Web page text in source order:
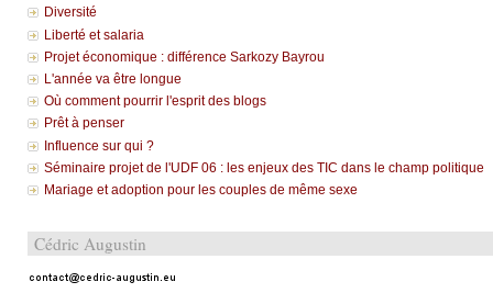
Diversité
Liberté et salaria
Projet économique : différence Sarkozy Bayrou
L'année va être longue
Où comment pourrir l'esprit des blogs
Prêt à penser
Influence sur qui ?
Séminaire projet de l'UDF 06 : les enjeux des TIC dans le champ politique
Mariage et adoption pour les couples de même sexe
Cédric Augustin